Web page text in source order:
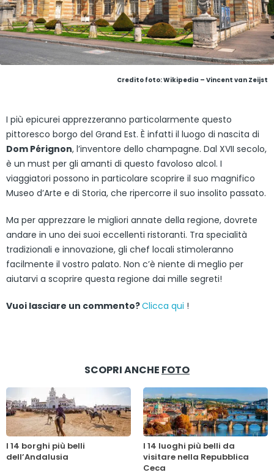
Credito foto: Wikipedia – Vincent van Zeijst
I più epicurei apprezzeranno particolarmente questo
pittoresco borgo del Grand Est. È infatti il luogo di nascita di
Dom Pérignon, l’inventore dello champagne. Dal XVII secolo,
è un must per gli amanti di questo favoloso alcol. I
viaggiatori possono in particolare scoprire il suo magnifico
Museo d’Arte e di Storia, che ripercorre il suo insolito passato.
Ma per apprezzare le migliori annate della regione, dovrete
andare in uno dei suoi eccellenti ristoranti. Tra specialità
tradizionali e innovazione, gli chef locali stimoleranno
facilmente il vostro palato. Non c’è niente di meglio per
aiutarvi a scoprire questa regione dai mille segreti!
Vuoi lasciare un commento?Clicca qui !
SCOPRI ANCHE FOTO
I 14 borghi più belli
dell’Andalusia
I 14 luoghi più belli da
visitare nella Repubblica
Ceca